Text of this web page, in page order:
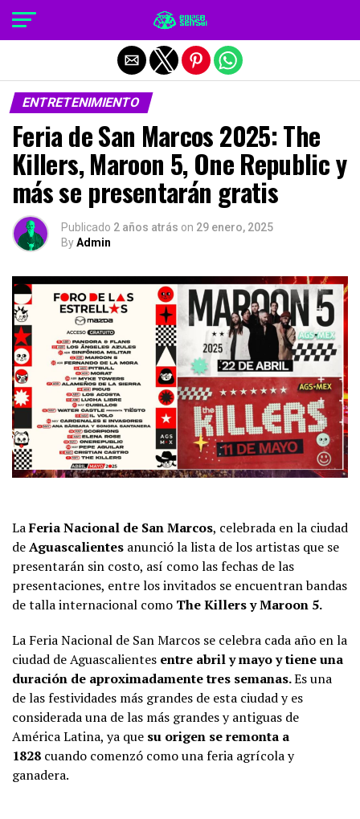
ENTRETENIMIENTO
Feria de San Marcos 2025: The
Killers, Maroon 5, One Republic y
más se presentarán gratis
Publicado 2 años atrás on 29 enero, 2025
ByAdmin
LaFeria Nacional de San Marcos, celebrada en la ciudad
deAguascalientes anunció la lista de los artistas que se
presentarán sin costo, así como las fechas de las
presentaciones, entre los invitados se encuentran bandas
de talla internacional como The Killers y Maroon 5.
La Feria Nacional de San Marcos se celebra cada año en la
ciudad de Aguascalientes entre abril y mayo y tiene una
duración de aproximadamente tres semanas.Es una
de las festividades más grandes de esta ciudad y es
considerada una de las más grandes y antiguas de
América Latina, ya que su origen se remonta a
1828 cuando comenzó como una feria agrícola y
ganadera.
Salir de la versión móvil